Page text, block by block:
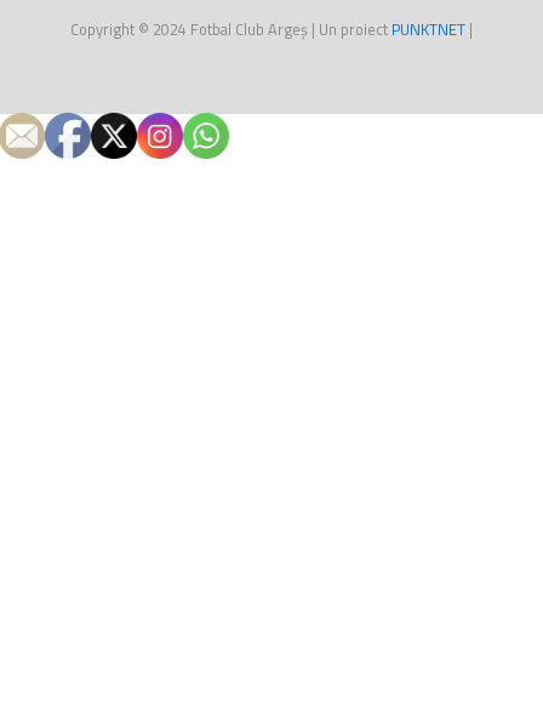
Copyright © 2024 Fotbal Club Argeș | Un proiect PUNKTNET |